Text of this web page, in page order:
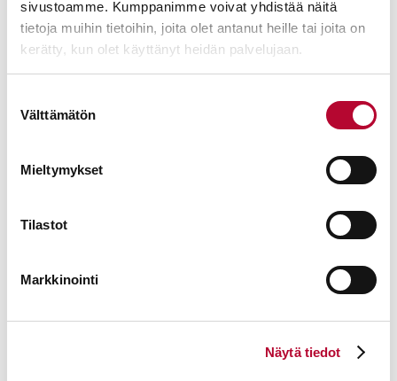
sivustoamme. Kumppanimme voivat yhdistää näitä
tietoja muihin tietoihin, joita olet antanut heille tai joita on
kerätty, kun olet käyttänyt heidän palvelujaan.
valinta
Välttämätön
Mieltymykset
Tilastot
Markkinointi
Näytä tiedot